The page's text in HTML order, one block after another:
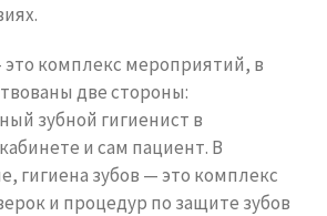
это комплекс мероприятий, в
две стороны:
зубной гигиенист в
и сам пациент. В
гигиена зубов — это комплекс
и процедур по защите зубов